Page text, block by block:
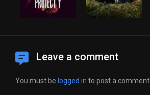
Leave a comment
You must be logged in to post a comment.